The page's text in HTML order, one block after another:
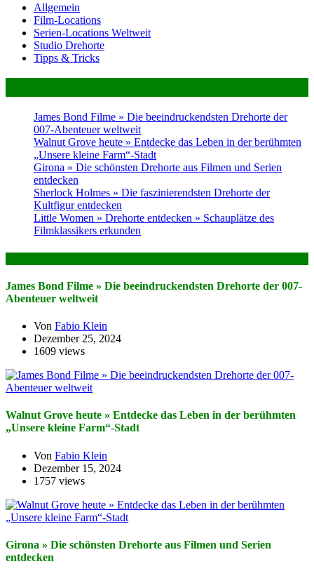
Allgemein
Film-Locations
Serien-Locations Weltweit
Studio Drehorte
Tipps & Tricks
James Bond Filme » Die beeindruckendsten Drehorte der
007-Abenteuer weltweit
Walnut Grove heute » Entdecke das Leben in der berühmten
„Unsere kleine Farm“-Stadt
Girona » Die schönsten Drehorte aus Filmen und Serien
entdecken
Sherlock Holmes » Die faszinierendsten Drehorte der
Kultfigur entdecken
Little Women » Drehorte entdecken » Schauplätze des
Filmklassikers erkunden
James Bond Filme » Die beeindruckendsten Drehorte der 007-
Abenteuer weltweit
Von Fabio Klein
Dezember 25, 2024
1609 views
Walnut Grove heute » Entdecke das Leben in der berühmten
„Unsere kleine Farm“-Stadt
Von Fabio Klein
Dezember 15, 2024
1757 views
Girona » Die schönsten Drehorte aus Filmen und Serien
entdecken